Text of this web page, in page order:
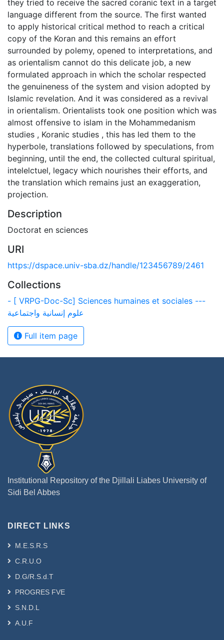
they tried to receive the sacred coranic text in a target
language different from the source. The first wanted
to apply historical critical method to reach a critical
copy of the Koran and this remains an effort
surrounded by polemy, opened to interpretations, and
as orientalism cannot do this delicate job, a new
formulated approach in which the scholar respected
the genuineness of the system and vision adopted by
Islamic revelation. And it was considered as a revival
in orientalism. Orientalists took one position which was
almost offensive to islam in the Mohammedanism
studies , Koranic studies , this has led them to the
hyperbole, translations followed by speculations, from
beginning, until the end, the collected cultural spiritual,
intelelctuel, legacy which nourishes their efforts, and
the translation which remains just an exaggeration,
projection.
Description
Doctorat en sciences
URI
https://dspace.univ-sba.dz/handle/123456789/2461
Collections
- [ VRPG-Doc-Sc] Sciences humaines et sociales ---
علوم إنسانية واجتماعية
Full item page
Institutional Repository of the Djillali Liabes University of
Sidi Bel Abbes
DIRECT LINKS
M.E.S.R.S
C.R.U.O
D.G/R.S.d.T
PROGRES FVE
S.N.D.L
A.U.F